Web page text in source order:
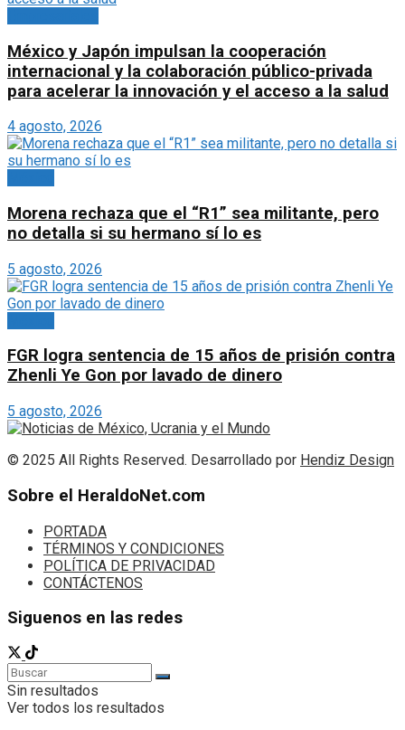
México y Japón impulsan la cooperación
internacional y la colaboración público-privada
para acelerar la innovación y el acceso a la salud
4 agosto, 2026
Morena rechaza que el “R1” sea militante, pero
no detalla si su hermano sí lo es
5 agosto, 2026
FGR logra sentencia de 15 años de prisión contra
Zhenli Ye Gon por lavado de dinero
5 agosto, 2026
© 2025 All Rights Reserved. Desarrollado por Hendiz Design
Sobre el HeraldoNet.com
PORTADA
TÉRMINOS Y CONDICIONES
POLÍTICA DE PRIVACIDAD
CONTÁCTENOS
Siguenos en las redes
Sin resultados
Ver todos los resultados